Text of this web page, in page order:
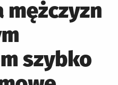
mężczyzn
szybko